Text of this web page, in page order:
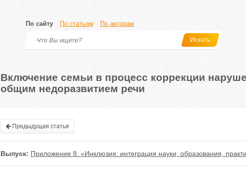
По сайту По статьям По авторам
Искать
Включение семьи в процесс коррекции
общим недоразвитием речи
Предыдущая статья
Выпуск: Приложение 8. «Инклюзия: интеграция науки, образования,